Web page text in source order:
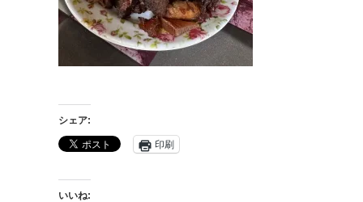
シェア:
印刷
いいね: